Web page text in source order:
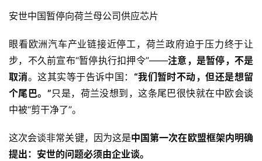
安世中国暂停向荷兰母公司供应芯片
眼看欧洲汽车产业链接近停工，荷兰政府迫于压力终于让
步，不久前宣布“暂停执行扣押令”——注意，是暂停，不是
取消。这其实等于告诉中国： “我们暂时不动，但还是想留
个尾巴。”只是，荷兰没想到，这条尾巴很快就在中欧会谈
中被“剪干净了”。
这次会谈非常关键，因为这是中国第一次在欧盟框架内明确
提出：安世的问题必须由企业谈。